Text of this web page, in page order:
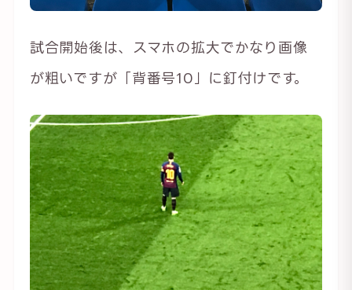
試合開始後は、スマホの拡大でかなり画像
が粗いですが「背番号10」に釘付けです。